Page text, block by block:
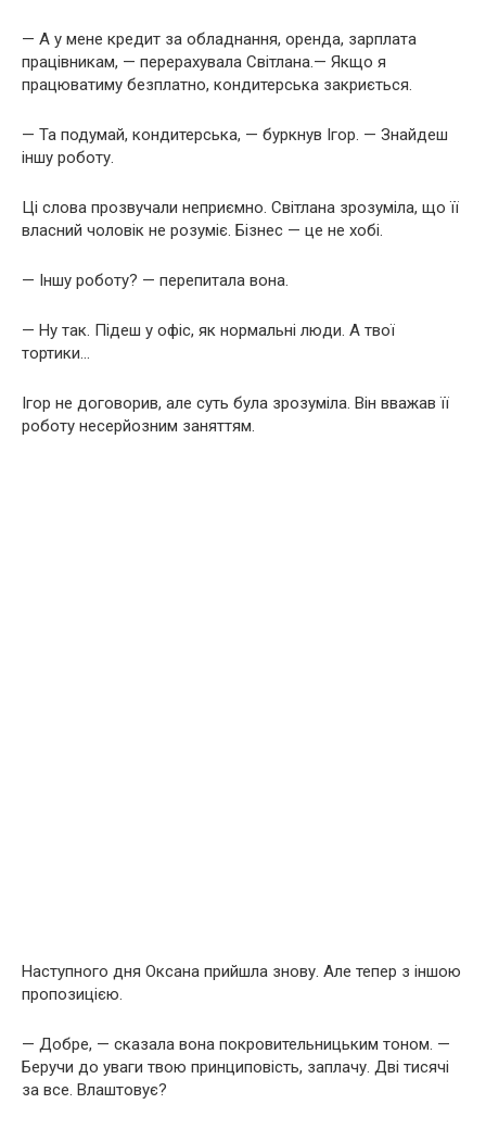
— А у мене кредит за обладнання, оренда, зарплата
працівникам, — перерахувала Світлана.— Якщо я
працюватиму безплатно, кондитерська закриється.
— Та подумай, кондитерська, — буркнув Ігор. — Знайдеш
іншу роботу.
Ці слова прозвучали неприємно. Світлана зрозуміла, що її
власний чоловік не розуміє. Бізнес — це не хобі.
— Іншу роботу? — перепитала вона.
— Ну так. Підеш у офіс, як нормальні люди. А твої
тортики…
Ігор не договорив, але суть була зрозуміла. Він вважав її
роботу несерйозним заняттям.
Наступного дня Оксана прийшла знову. Але тепер з іншою
пропозицією.
— Добре, — сказала вона покровительницьким тоном. —
Беручи до уваги твою принциповість, заплачу. Дві тисячі
за все. Влаштовує?